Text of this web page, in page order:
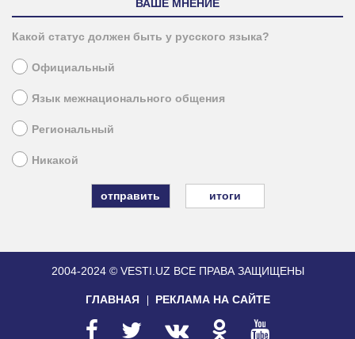
ВАШЕ МНЕНИЕ
Какой статус должен быть у русского языка?
Официальный
Язык межнационального общения
Региональный
Никакой
итоги
2004-2024 © VESTI.UZ ВСЕ ПРАВА ЗАЩИЩЕНЫ
ГЛАВНАЯ РЕКЛАМА НА САЙТЕ